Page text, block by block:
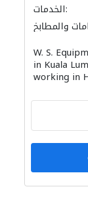
الخدمات:
والمطابخ
W. S.
in Kuala
working in